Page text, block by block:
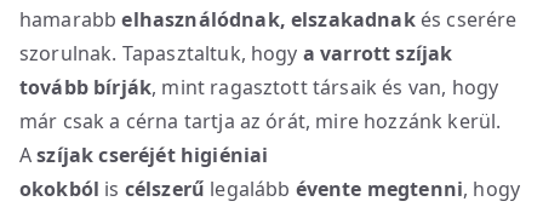
hamarabbelhasználódnak, elszakadnakés cserére
szorulnak. Tapasztaltuk, hogy a varrott szíjak
tovább bírják, mint ragasztott társaik és van, hogy
már csak a cérna tartja az órát, mire hozzánk kerül.
Aszíjak cseréjét higiéniai
okokból is célszerű legalább évente megtenni, hogy